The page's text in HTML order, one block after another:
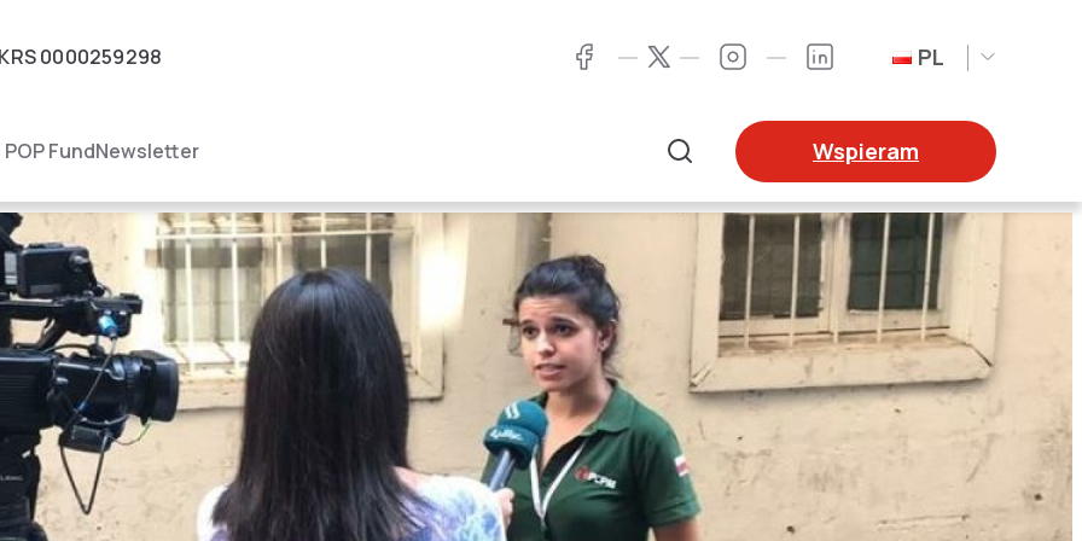
KRS0000259298 FacebookTwitter InstagramLinkedIn PL
POP FundNewsletter
Wspieram